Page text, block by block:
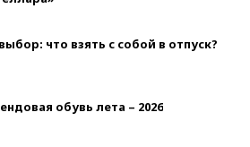
что взять с собой в отпуск?
обувь лета – 2026